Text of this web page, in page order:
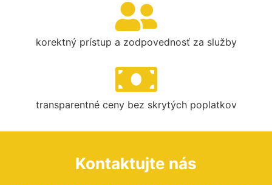
korektný prístup a zodpovednosť za služby
transparentné ceny bez skrytých poplatkov
Kontaktujte nás